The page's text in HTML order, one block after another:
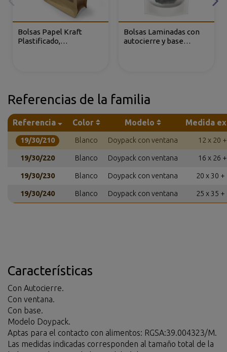
Bolsas Papel Kraft
Plastificado,
Bolsas Laminadas con
autocierre y base
Referencias de la familia
Referencia Color Modelo Medida
19/30/210 Blanco Doypack con ventana 12 x 20
19/30/220 Blanco Doypack con ventana 16 x 26
19/30/230 Blanco Doypack con ventana 20 x 30 +
19/30/240 Blanco Doypack con ventana 25 x 35 +
Características
Con Autocierre.
Con ventana.
Con base.
Modelo Doypack.
Aptas para el contacto con alimentos: RGSA:39.004323/M.
Las medidas indicadas corresponden al tamaño total de la